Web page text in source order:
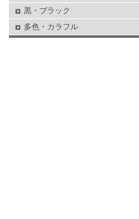
黒・ブラック
多色・カラフル